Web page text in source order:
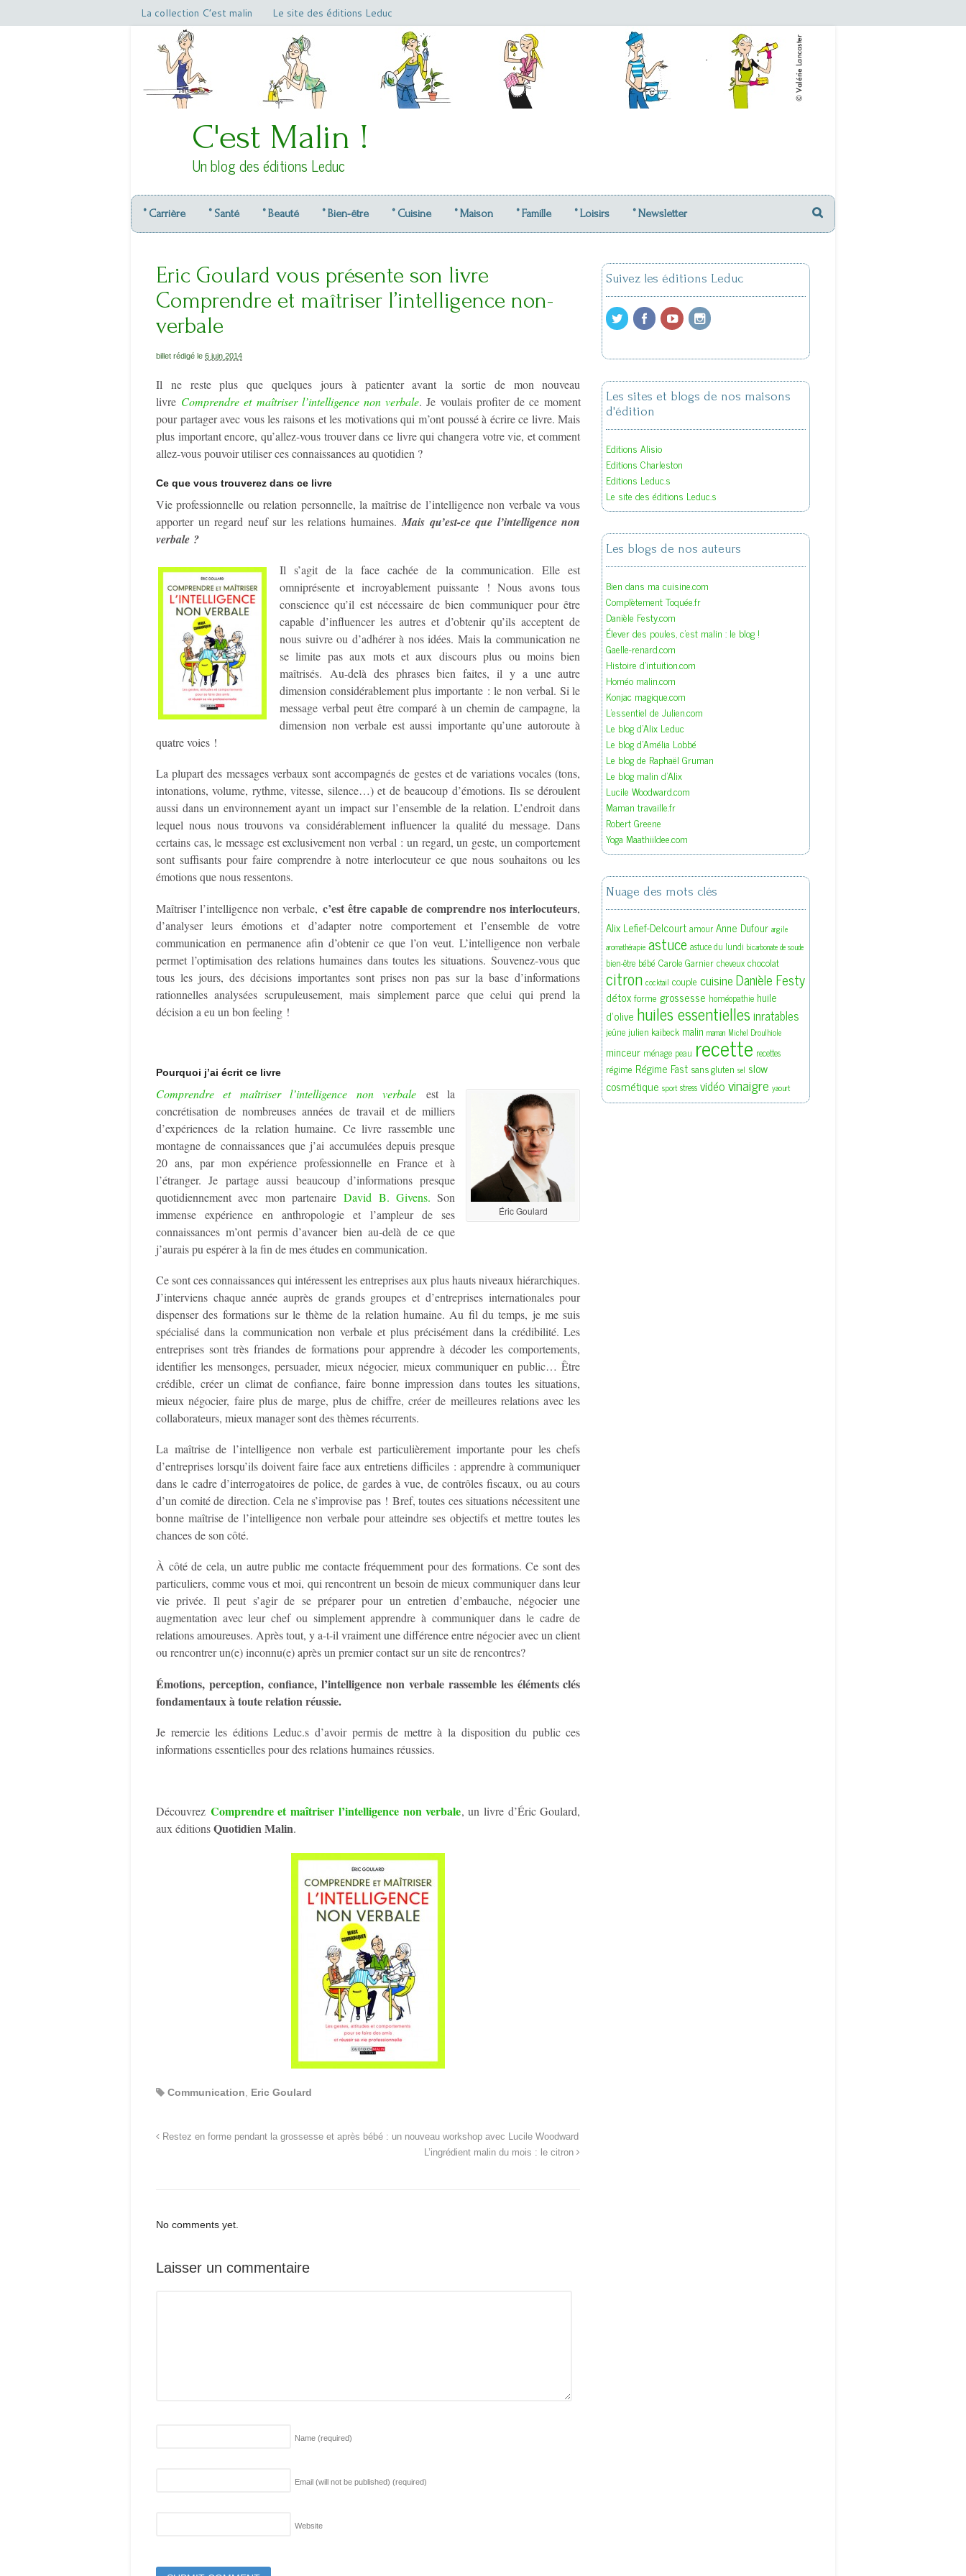
La collection C’est malin Le site des éditions Leduc
C'est Malin !
Un blog des éditions Leduc
° Carrière ° Santé ° Beauté ° Bien-être ° Cuisine ° Maison ° Famille ° Loisirs ° Newsletter
Eric Goulard vous présente son livre
Comprendre et maîtriser l’intelligence non-
verbale
billet rédigé le 6 juin 2014
Il ne reste plus que quelques jours à patienter avant la sortie de mon nouveau
livre Comprendre et maîtriser l’intelligence non verbale. Je voulais profiter de ce moment
pour partager avec vous les raisons et les motivations qui m’ont poussé à écrire ce livre. Mais
plus important encore, qu’allez-vous trouver dans ce livre qui changera votre vie, et comment
allez-vous pouvoir utiliser ces connaissances au quotidien ?
Ce que vous trouverez dans ce livre
Vie professionnelle ou relation personnelle, la maîtrise de l’intelligence non verbale va vous
apporter un regard neuf sur les relations humaines.Mais qu’est-ce que l’intelligence non
verbale ?
Il s’agit de la face cachée de la communication. Elle est
omniprésente et incroyablement puissante ! Nous avons tous
conscience qu’il est nécessaire de bien communiquer pour être
capable d’influencer les autres et d’obtenir qu’ils acceptent de
nous suivre ou d’adhérer à nos idées. Mais la communication ne
se limite pas aux mots et aux discours plus ou moins bien
maîtrisés. Au-delà des phrases bien faites, il y a une autre
dimension considérablement plus importante : le non verbal. Si le
message verbal peut être comparé à un chemin de campagne, la
dimension non verbale est aussi importante qu’une autoroute à
quatre voies !
La plupart des messages verbaux sont accompagnés de gestes et de variations vocales (tons,
intonations, volume, rythme, vitesse, silence…) et de beaucoup d’émotions. Ils se déroulent
aussi dans un environnement ayant un impact sur l’ensemble de la relation. L’endroit dans
lequel nous nous trouvons va considérablement influencer la qualité du message. Dans
certains cas, le message est exclusivement non verbal : un regard, un geste, un comportement
sont suffisants pour faire comprendre à notre interlocuteur ce que nous souhaitons ou les
émotions que nous ressentons.
Maîtriser l’intelligence non verbale, c’est être capable de comprendre nos interlocuteurs,
d’analyser leurs émotions et d’adapter notre comportement et l’ensemble de votre
communication en permanence afin d’obtenir ce que l’on veut. L’intelligence non verbale
permet l’optimisation des relations humaines dans toutes les situations. Souvenez-vous que
tous les jours, des décisions importantes sont prises non pas sur la base d’informations
rationnelles analysées scrupuleusement, mais simplement parce que celui qui prend la
décision a eu un bon feeling !
Pourquoi j’ai écrit ce livre
Éric Goulard
Comprendre et maîtriser l’intelligence non verbale est la
concrétisation de nombreuses années de travail et de milliers
d’expériences de la relation humaine. Ce livre rassemble une
montagne de connaissances que j’ai accumulées depuis presque
20 ans, par mon expérience professionnelle en France et à
l’étranger. Je partage aussi beaucoup d’informations presque
quotidiennement avec mon partenaireDavid B. Givens. Son
immense expérience en anthropologie et l’ampleur de ses
connaissances m’ont permis d’avancer bien au-delà de ce que
j’aurais pu espérer à la fin de mes études en communication.
Ce sont ces connaissances qui intéressent les entreprises aux plus hauts niveaux hiérarchiques.
J’interviens chaque année auprès de grands groupes et d’entreprises internationales pour
dispenser des formations sur le thème de la relation humaine. Au fil du temps, je me suis
spécialisé dans la communication non verbale et plus précisément dans la crédibilité. Les
entreprises sont très friandes de formations pour apprendre à décoder les comportements,
identifier les mensonges, persuader, mieux négocier, mieux communiquer en public… Être
crédible, créer un climat de confiance, faire bonne impression dans toutes les situations,
mieux négocier, faire plus de marge, plus de chiffre, créer de meilleures relations avec les
collaborateurs, mieux manager sont des thèmes récurrents.
La maîtrise de l’intelligence non verbale est particulièrement importante pour les chefs
d’entreprises lorsqu’ils doivent faire face aux entretiens difficiles : apprendre à communiquer
dans le cadre d’interrogatoires de police, de gardes à vue, de contrôles fiscaux, ou au cours
d’un comité de direction. Cela ne s’improvise pas ! Bref, toutes ces situations nécessitent une
bonne maîtrise de l’intelligence non verbale pour atteindre ses objectifs et mettre toutes les
chances de son côté.
À côté de cela, un autre public me contacte fréquemment pour des formations. Ce sont des
particuliers, comme vous et moi, qui rencontrent un besoin de mieux communiquer dans leur
vie privée. Il peut s’agir de se préparer pour un entretien d’embauche, négocier une
augmentation avec leur chef ou simplement apprendre à communiquer dans le cadre de
relations amoureuses. Après tout, y a-t-il vraiment une différence entre négocier avec un client
ou rencontrer un(e) inconnu(e) après un premier contact sur un site de rencontres?
Émotions, perception, confiance, l’intelligence non verbale rassemble les éléments clés
fondamentaux à toute relation réussie.
Je remercie les éditions Leduc.s d’avoir permis de mettre à la disposition du public ces
informations essentielles pour des relations humaines réussies.
Découvrez Comprendre et maîtriser l’intelligence non verbale, un livre d’Éric Goulard,
aux éditionsQuotidien Malin.
Communication Eric Goulard
Restez en forme pendant la grossesse et après bébé : un nouveau workshop avec Lucile Woodward
L’ingrédient malin du mois : le citron
No comments yet.
Laisser un commentaire
Name (required)
Email (will not be published) (required)
Website
Suivez les éditions Leduc
Les sites et blogs de nos maisons
d'édition
Editions Alisio
Editions Charleston
Editions Leduc.s
Le site des éditions Leduc.s
Les blogs de nos auteurs
Bien dans ma cuisine.com
Complètement Toquée.fr
Danièle Festy.com
Élever des poules, c'est malin : le blog !
Gaelle-renard.com
Histoire d'intuition.com
Homéo malin.com
Konjac magique.com
L'essentiel de Julien.com
Le blog d'Alix Leduc
Le blog d'Amélia Lobbé
Le blog de Raphaël Gruman
Le blog malin d'Alix
Lucile Woodward.com
Maman travaille.fr
Robert Greene
Yoga Maathiildee.com
Nuage des mots clés
Alix Lefief-Delcourt amour Anne Dufour argile
aromathérapie astuce astuce du lundi bicarbonate de soude
bien-être bébé Carole Garnier cheveux chocolat
citron cocktail couple cuisineDanièle Festy
détoxforme grossesse homéopathie huile
d'olive huiles essentiellesinratables
jeûne julien kaibeck malin maman Michel Droulhiole
minceur ménage peau recette recettes
régime Régime Fast sans gluten sel slow
cosmétique sport stress vidéovinaigre yaourt